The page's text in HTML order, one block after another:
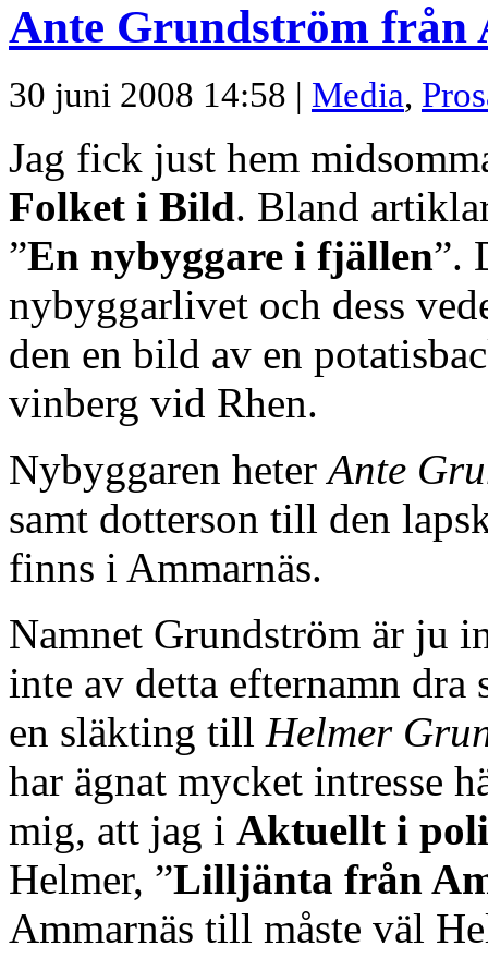
Ante Grundström från
30 juni 2008 14:58 | Media,
Jag fick just hem
Folket i Bild. Bland
”En nybyggare i fjällen”.
nybyggarlivet och dess
den en bild av en
vinberg vid Rhen.
Nybyggaren heterAnte
samt dotterson till den
finns i Ammarnäs.
Namnet Grundström är ju
inte av detta efternamn dra
en släkting till Helmer
har ägnat mycket intresse
mig, att jag i Aktuellt i
Helmer, ”Lilljänta från
Ammarnäs till måste väl